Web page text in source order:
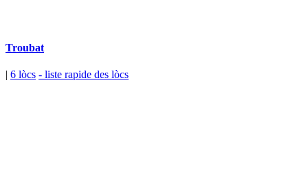
Troubat
| 6 lòcs - liste rapide des lòcs